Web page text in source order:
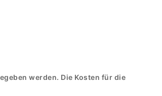
werden. Die Kosten für die